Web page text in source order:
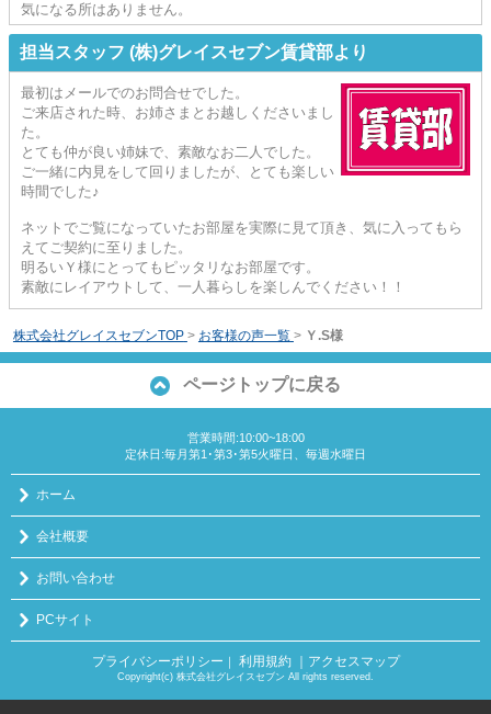
気になる所はありません。
担当スタッフ (株)グレイスセブン賃貸部より
最初はメールでのお問合せでした。
ご来店された時、お姉さまとお越しくださいまし
た。
とても仲が良い姉妹で、素敵なお二人でした。
ご一緒に内見をして回りましたが、とても楽しい
時間でした♪
ネットでご覧になっていたお部屋を実際に見て頂き、気に入ってもら
えてご契約に至りました。
明るいＹ様にとってもピッタリなお部屋です。
素敵にレイアウトして、一人暮らしを楽しんでください！！
株式会社グレイスセブンTOP > お客様の声一覧 > Ｙ.S様
ページトップに戻る
営業時間:10:00~18:00
定休日:毎月第1･第3･第5火曜日、毎週水曜日
ホーム
会社概要
お問い合わせ
PCサイト
プライバシーポリシー 利用規約 ｜アクセスマップ
Copyright(c) 株式会社グレイスセブン All rights reserved.